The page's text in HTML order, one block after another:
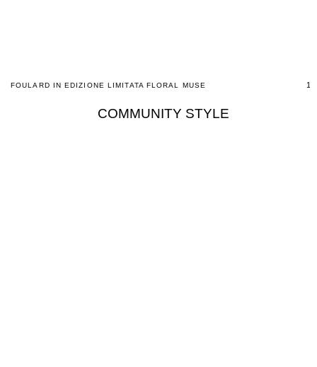
FOULARD IN EDIZIONE LIMITATA FLORAL MUSE
COMMUNITY STYLE